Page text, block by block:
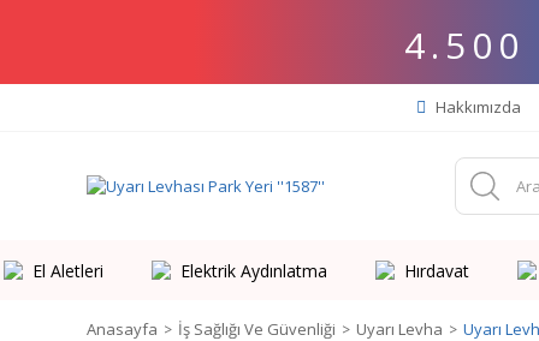
4.500
Hakkımızda
El Aletleri Elektrik Aydınlatma Hırdavat
Anasayfa İş Sağlığı Ve Güvenliği Uyarı Levha Uyarı